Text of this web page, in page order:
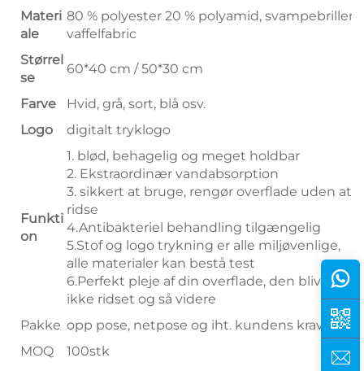
Materi
ale
80 % polyester 20 % polyamid, svampebriller,
vaffelfabric
Størrel
se
60*40 cm / 50*30 cm
Farve
Hvid, grå, sort, blå osv.
Logo
digitalt tryklogo
Funkti
on
1. blød, behagelig og meget holdbar
2. Ekstraordinær vandabsorption
3. sikkert at bruge, rengør overflade uden at
ridse
4.Antibakteriel behandling tilgængelig
5.Stof og logo trykning er alle miljøvenlige,
alle materialer kan bestå test
6.Perfekt pleje af din overflade, den bliver
ikke ridset og så videre
Pakke opp pose, netpose og iht. kundens krav
MOQ
100stk